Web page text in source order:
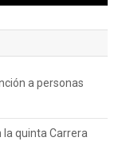
a personas
la quinta Carrera